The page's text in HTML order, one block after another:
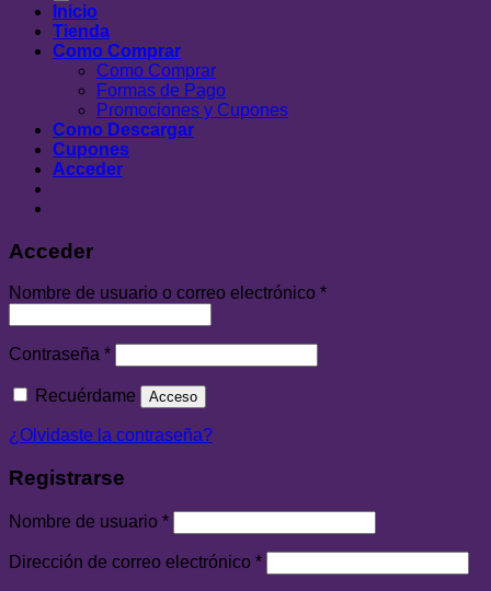
Inicio
Tienda
Como Comprar
Como Comprar
Formas de Pago
Promociones y Cupones
Como Descargar
Cupones
Acceder
Acceder
Nombre de usuario o correo electrónico *
Contraseña *
Recuérdame Acceso
¿Olvidaste la contraseña?
Registrarse
Nombre de usuario *
Dirección de correo electrónico *